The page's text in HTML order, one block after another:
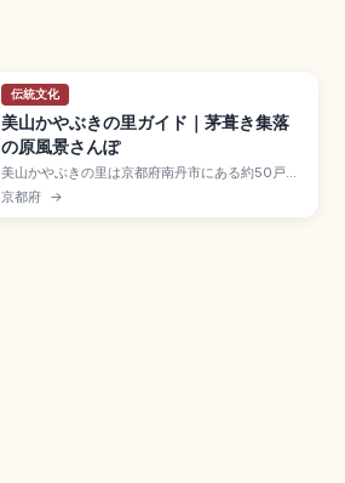
伝統文化
美山かやぶきの里ガイド｜茅葺き集落
の原風景さんぽ
美山かやぶきの里は京都府南丹市にある約50戸の
茅葺き集落で、「北山型民家」が39棟並ぶ国の重
要伝統的建造物群保存地区。1993年選定、UN
京都府 →